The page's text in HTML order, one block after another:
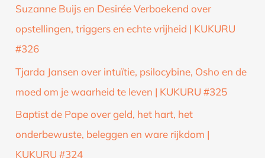
Suzanne Buijs en Desirée Verboekend over
opstellingen, triggers en echte vrijheid | KUKURU
#326
Tjarda Jansen over intuïtie, psilocybine, Osho en de
moed om je waarheid te leven | KUKURU #325
Baptist de Pape over geld, het hart, het
onderbewuste, beleggen en ware rijkdom |
KUKURU #324